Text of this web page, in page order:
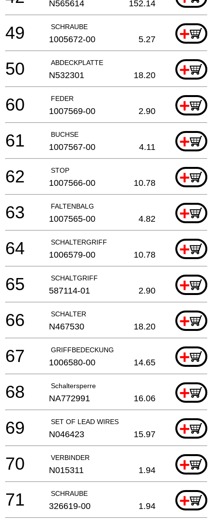
N565614 152.14
SCHRAUBE +
49 1005672-00 5.27
ABDECKPLATTE +
50 N532301 18.20
FEDER +
60 1007569-00 2.90
BUCHSE +
61 1007567-00 4.11
STOP +
62 1007566-00 10.78
FALTENBALG +
63 1007565-00 4.82
SCHALTERGRIFF +
64 1006579-00 10.78
SCHALTGRIFF +
65 587114-01 2.90
SCHALTER +
66 N467530 18.20
GRIFFBEDECKUNG +
67 1006580-00 14.65
Schaltersperre +
68 NA772991 16.06
SET OF LEAD WIRES +
69 N046423 15.97
VERBINDER +
70 N015311 1.94
SCHRAUBE +
71 326619-00 1.94